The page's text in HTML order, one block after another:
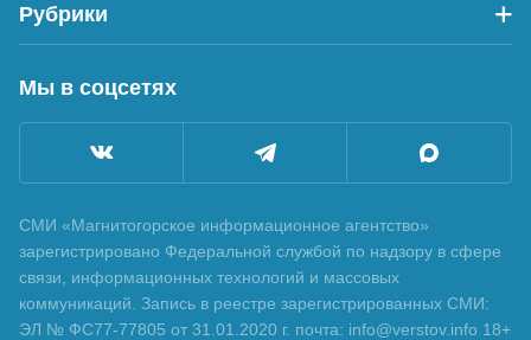
Рубрики
Мы в соцсетях
СМИ «Магнитогорское информационное агентство»
зарегистрировано Федеральной службой по надзору в сфере
связи, информационных технологий и массовых
коммуникаций. Запись в реестре зарегистрированных СМИ:
ЭЛ № ФС77-77805 от 31.01.2020 г. почта: info@verstov.info 18+